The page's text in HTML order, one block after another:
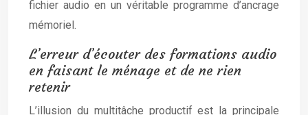
fichier audio en un véritable programme d’ancrage
mémoriel.
L’erreur d’écouter des formations audio
en faisant le ménage et de ne rien
retenir
L’illusion du multitâche productif est la principale